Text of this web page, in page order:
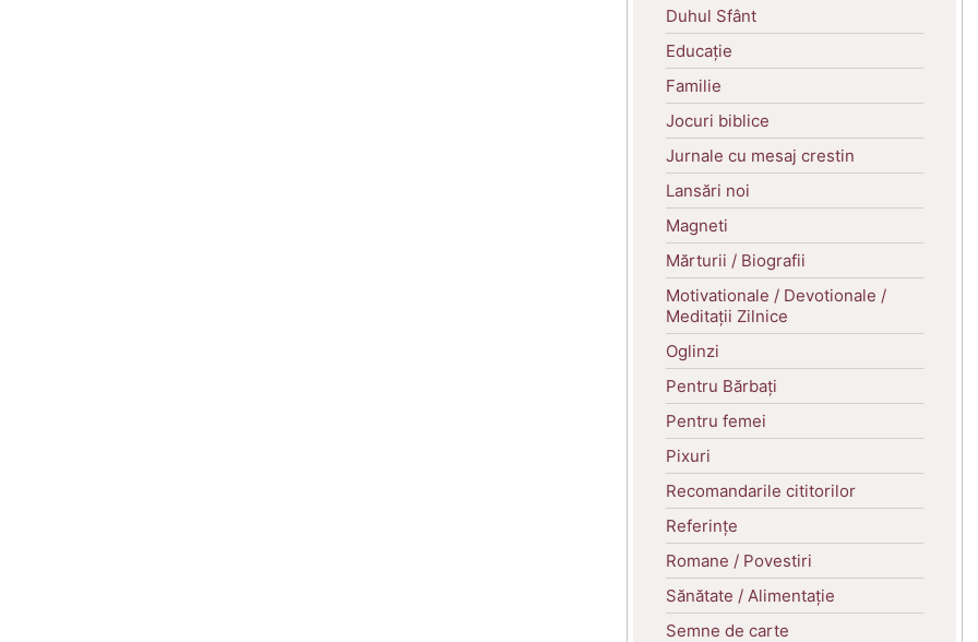
Duhul Sfânt
Educație
Familie
Jocuri biblice
Jurnale cu mesaj crestin
Lansări noi
Magneti
Mărturii / Biografii
Motivationale / Devotionale /
Meditații Zilnice
Oglinzi
Pentru Bărbați
Pentru femei
Pixuri
Recomandarile cititorilor
Referințe
Romane / Povestiri
Sănătate / Alimentație
Semne de carte